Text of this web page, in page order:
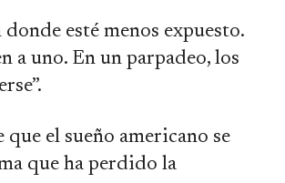
esté menos expuesto.
a uno. En un parpadeo, los
que el sueño americano se
que ha perdido la